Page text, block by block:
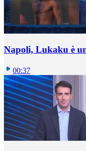
Napoli, Lukaku è
00:37